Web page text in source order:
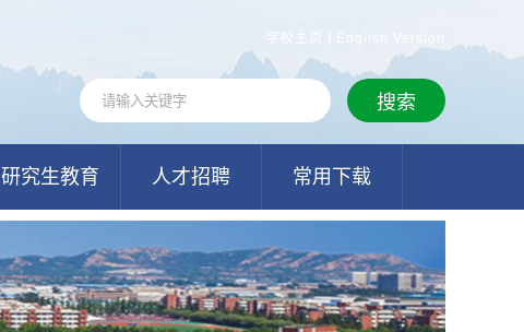
学校主页 English Version
研究生教育 人才招聘 常用下载